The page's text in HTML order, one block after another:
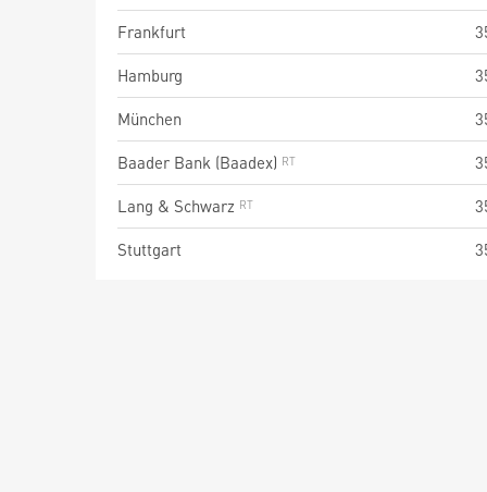
Frankfurt
Hamburg
München
Baader Bank (Baadex)
Lang & Schwarz
Stuttgart